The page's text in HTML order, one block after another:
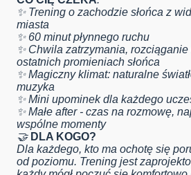
✨ Trening o zachodzie słońca z
miasta
✨ 60 minut płynnego ruchu
✨ Chwila zatrzymania,
ostatnich promieniach słońca
✨ Magiczny klimat: naturalne
muzyka
✨ Mini upominek dla każdego
✨ Małe after - czas na rozmowę,
wspólne momenty
🤝 DLA KOGO?
Dla każdego, kto ma ochotę się
od poziomu. Trening jest